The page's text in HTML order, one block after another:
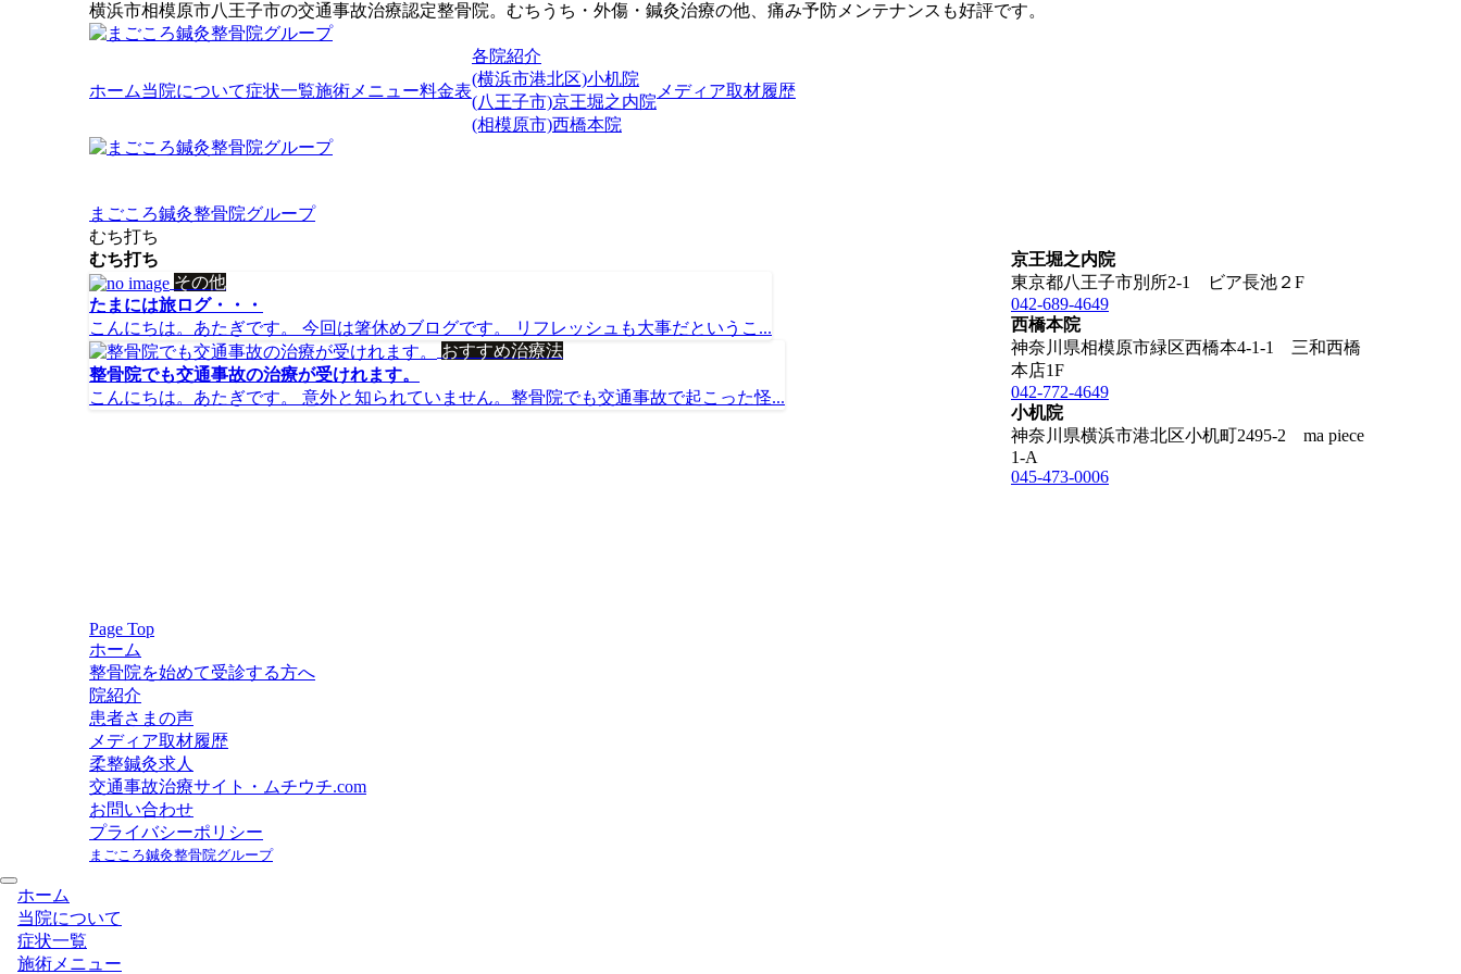
横浜市相模原市八王子市の交通事故治療認定整骨院。むちうち・外傷・鍼灸治療の他、痛み予防メンテナンスも好評です。
ホーム当院について症状一覧施術メニュー料金表
各院紹介
(横浜市港北区)小机院
(八王子市)京王堀之内院
(相模原市)西橋本院
メディア取材履歴
まごころ鍼灸整骨院グループ
むち打ち
むち打ち
その他
たまには旅ログ・・・
こんにちは。あたぎです。 今回は箸休めブログです。 リフレッシュも大事だというこ...
おすすめ治療法
整骨院でも交通事故の治療が受けれます。
こんにちは。あたぎです。 意外と知られていません。整骨院でも交通事故で起こった怪...
京王堀之内院
東京都八王子市別所2-1 ビア長池２F
042-689-4649
西橋本院
神奈川県相模原市緑区西橋本4-1-1 三和西橋
本店1F
042-772-4649
小机院
神奈川県横浜市港北区小机町2495-2 ma piece
1-A
045-473-0006
Page Top
ホーム
整骨院を始めて受診する方へ
院紹介
患者さまの声
メディア取材履歴
柔整鍼灸求人
交通事故治療サイト・ムチウチ.com
お問い合わせ
プライバシーポリシー
まごころ鍼灸整骨院グループ
ホーム
当院について
症状一覧
施術メニュー